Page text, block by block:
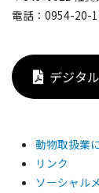
電話：0954-20-
デジタ
動物取扱業
リンク
ソーシャル